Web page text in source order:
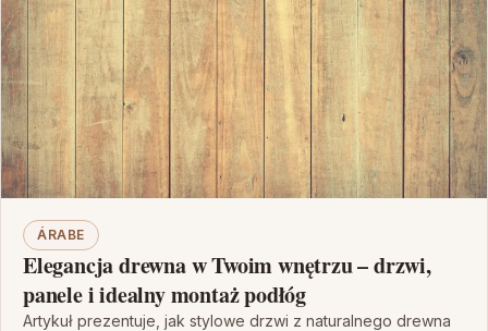
ÁRABE
Elegancja drewna w Twoim wnętrzu – drzwi,
panele i idealny montaż podłóg
Artykuł prezentuje, jak stylowe drzwi z naturalnego drewna